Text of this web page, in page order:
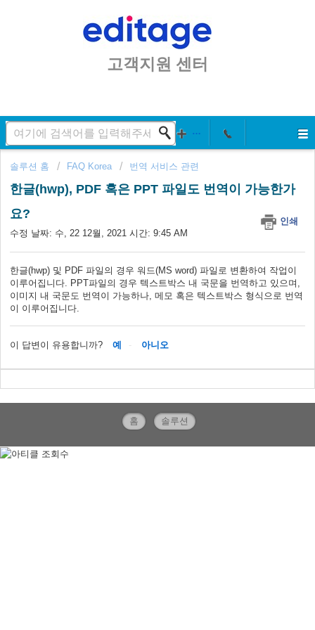
고객지원 센터
솔루션 홈 FAQ Korea 번역 서비스 관련
한글(hwp), PDF 혹은 PPT 파일도 번역이 가능한가
요?
인쇄
수정 날짜: 수, 22 12월, 2021 시간: 9:45 AM
한글(hwp) 및 PDF 파일의 경우 워드(MS word) 파일로 변환하여 작업이
이루어집니다. PPT파일의 경우 텍스트박스 내 국문을 번역하고 있으며,
이미지 내 국문도 번역이 가능하나, 메모 혹은 텍스트박스 형식으로 번역
이 이루어집니다.
이 답변이 유용합니까? 예 아니오
홈 솔루션